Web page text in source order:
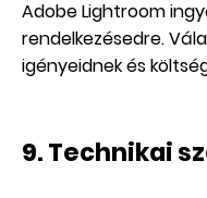
Adobe Lightroom
rendelkezésedre.
igényeidnek és
9. Technikai